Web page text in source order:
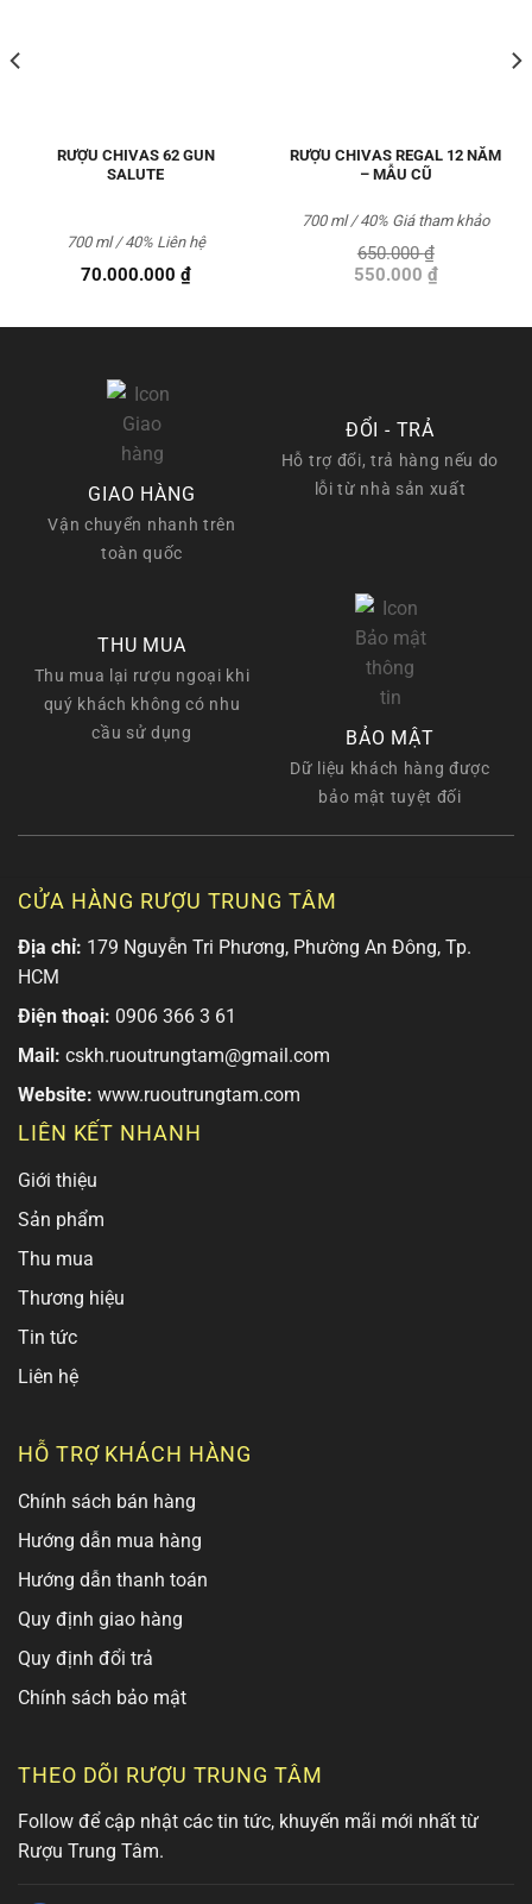
RƯỢU CHIVAS 62 GUN
SALUTE
70.000.000 ₫
700 ml / 40%Liên hệ
RƯỢU CHIVAS REGAL 12 NĂM
– MẪU CŨ
650.000₫
Giá
650.000 ₫.
550.000 ₫Giá
hiện
là:
700 ml / 40% Giá tham khảo
GIAO HÀNG
Vận chuyển nhanh trên
toàn quốc
ĐỔI - TRẢ
Hỗ trợ đổi, trả hàng nếu do
lỗi từ nhà sản xuất
THU MUA
Thu mua lại rượu ngoại khi
quý khách không có nhu
cầu sử dụng
BẢO MẬT
Dữ liệu khách hàng được
bảo mật tuyệt đối
CỬA HÀNG RƯỢU TRUNG TÂM
Địa chỉ: 179 Nguyễn Tri Phương, Phường An Đông, Tp.
HCM
Điện thoại: 0906 366 3 61
Mail: cskh.ruoutrungtam@gmail.com
Website: www.ruoutrungtam.com
LIÊN KẾT NHANH
Giới thiệu
Sản phẩm
Thu mua
Thương hiệu
Tin tức
Liên hệ
HỖ TRỢ KHÁCH HÀNG
Chính sách bán hàng
Hướng dẫn mua hàng
Hướng dẫn thanh toán
Quy định giao hàng
Quy định đổi trả
Chính sách bảo mật
THEO DÕI RƯỢU TRUNG TÂM
Follow để cập nhật các tin tức, khuyến mãi mới nhất từ
Rượu Trung Tâm.